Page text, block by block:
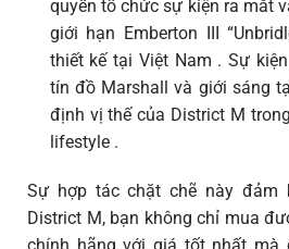
quyền tổ chức sự kiện ra mắt
giới hạn Emberton III
thiết kế tại Việt Nam . Sự
tín đồ Marshall và giới sáng
định vị thế của District M
lifestyle .
Sự hợp tác chặt chẽ này đảm
District M, bạn không chỉ mua